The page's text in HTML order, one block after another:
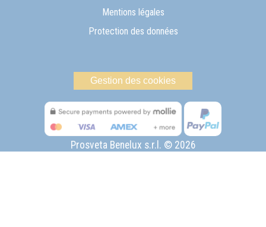
Mentions légales
Protection des données
Gestion des cookies
Prosveta Benelux s.r.l. © 2026